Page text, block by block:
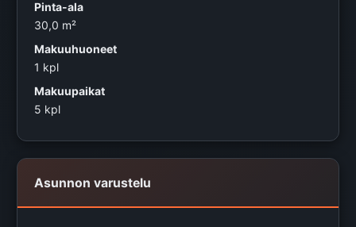
Pinta-ala
30,0 m²
Makuuhuoneet
1 kpl
Makuupaikat
5 kpl
Asunnon varustelu